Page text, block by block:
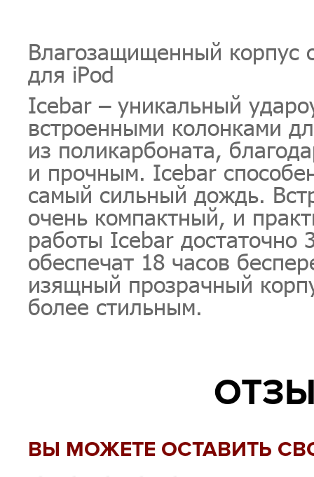
Влагозащищенный корпус
для iPod
Icebar – уникальный
встроенными колонками
из поликарбоната,
и прочным. Icebar
самый сильный дождь.
очень компактный, и
работы Icebar достаточно
обеспечат 18 часов
изящный прозрачный
более стильным.
ВЫ МОЖЕТЕ ОСТАВИТЬ